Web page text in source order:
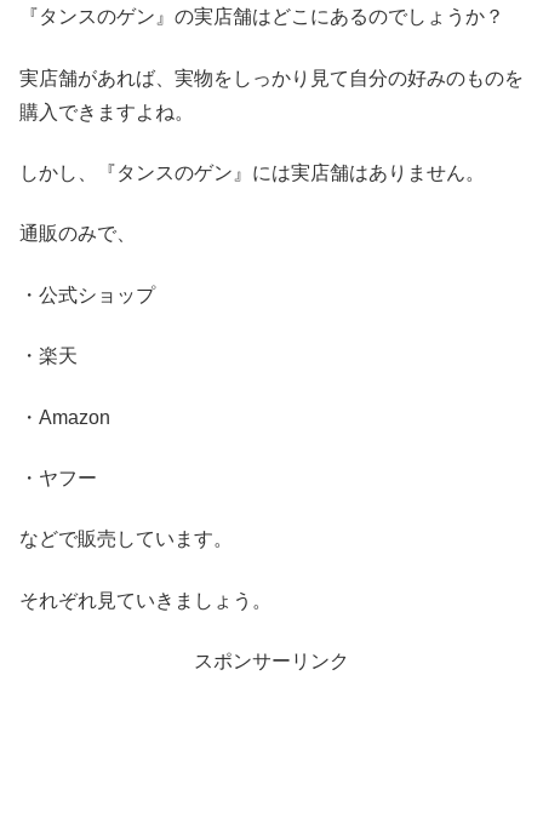
『タンスのゲン』の実店舗はどこにあるのでしょうか？
実店舗があれば、実物をしっかり見て自分の好みのものを
購入できますよね。
しかし、『タンスのゲン』には実店舗はありません。
通販のみで、
・公式ショップ
・楽天
・Amazon
・ヤフー
などで販売しています。
それぞれ見ていきましょう。
スポンサーリンク